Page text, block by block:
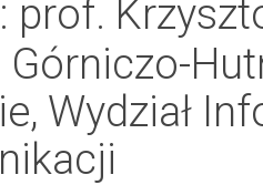
prof.
Wydział